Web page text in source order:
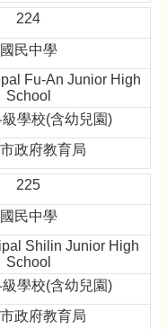
224
民中學
Fu-An Junior High
School
學校(含幼兒園)
政府教育局
225
民中學
Shilin Junior High
School
學校(含幼兒園)
政府教育局